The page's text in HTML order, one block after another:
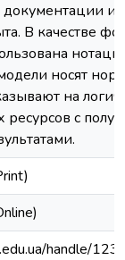
и
В качестве
носят
на
ресурсов с
handle/